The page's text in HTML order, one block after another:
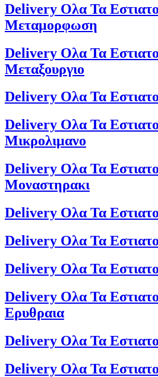
Delivery Ολα Τα
Μεταμορφωση
Delivery Ολα Τα
Μεταξουργιο
Delivery Ολα Τα
Delivery Ολα Τα
Μικρολιμανο
Delivery Ολα Τα
Μοναστηρακι
Delivery Ολα Τα
Delivery Ολα Τα
Delivery Ολα Τα
Delivery Ολα Τα
Ερυθραια
Delivery Ολα Τα
Delivery Ολα Τα